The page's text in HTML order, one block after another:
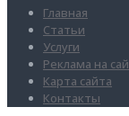
Главная
Статьи
Услуги
Реклама на
Карта сайта
Контакты